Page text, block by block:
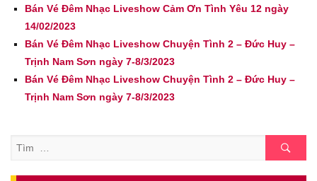
Bán Vé Đêm Nhạc Liveshow Cảm Ơn Tình Yêu 12 ngày
14/02/2023
Bán Vé Đêm Nhạc Liveshow Chuyện Tình 2 – Đức Huy –
Trịnh Nam Sơn ngày 7-8/3/2023
Bán Vé Đêm Nhạc Liveshow Chuyện Tình 2 – Đức Huy –
Trịnh Nam Sơn ngày 7-8/3/2023